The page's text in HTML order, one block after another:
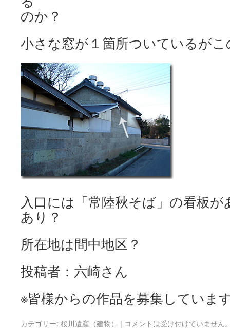
のか？
小さな窓が１箇所ついているが
入口には「常陸秋そば」の看板
あり？
所在地は間中地区？
投稿者：六崎さん
※皆様からの作品を募集していま
カテゴリー: 桜川遺産（建物） | コメントは受け付けていません